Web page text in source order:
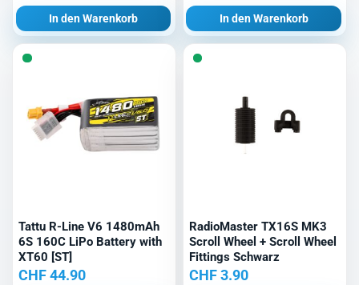
In den Warenkorb In den Warenkorb
Tattu R-Line V6 1480mAh
6S 160C LiPo Battery with
XT60 [ST]
CHF44.90
RadioMaster TX16S MK3
Scroll Wheel + Scroll Wheel
Fittings Schwarz
CHF3.90